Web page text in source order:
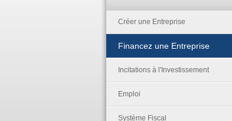
Créer une Entreprise
Financez une Entreprise
Incitations à l'Investissement
Emploi
Système Fiscal